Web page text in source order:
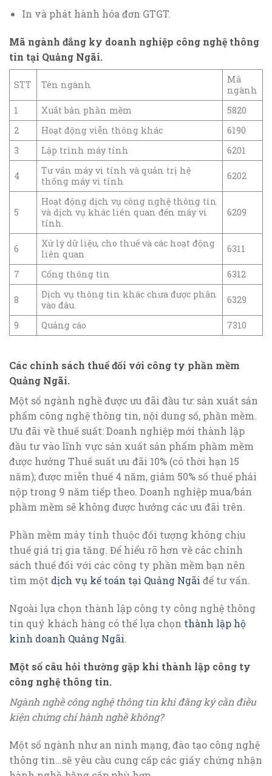
In và phát hành hóa đơn GTGT.
Mã ngành đắng ky doanh nghiệp công nghệ thông
tin tại Quảng Ngãi.
STT Tên ngành
Mã
ngành
1
Xuất bản phần mềm
5820
2
Hoạt động viễn thông khác
6190
3
Lập trình máy tính 6201
4
Tư vấn máy vi tính và quản trị hệ
thống máy vi tính
6202
5
Hoạt động dịch vụ công nghệ thông tin
và dịch vụ khác liên quan đến máy vi
tính.
6209
6
Xử lý dữ liệu, cho thuế và các hoạt động
liên quan
6311
7 Cổng thông tin 6312
8
Dịch vụ thông tin khác chưa được phân
vào đâu.
6329
9 Quảng cáo 7310
Các chính sách thuế đối với công ty phần mềm
Quảng Ngãi.
Một số ngành nghề được ưu đãi đầu tư: sản xuất sản
phẩm công nghệ thông tin, nội dung số, phần mềm.
Ưu đãi về thuế suất: Doanh nghiệp mới thành lập
đầu tư vào lĩnh vực sản xuất sản phẩm phầm mềm
được hưởng Thuế suất ưu đãi 10% (có thời hạn 15
năm); được miễn thuế 4 năm, giảm 50% số thuế phải
nộp trong 9 năm tiếp theo. Doanh nghiệp mua/bán
phầm mềm sẽ không được hưởng các ưu đãi trên.
Phần mềm máy tính thuộc đối tượng không chịu
thuế giá trị gia tăng. Để hiểu rõ hơn về các chính
sách thuế đối với các công ty phần mềm bạn nên
tìm một dịch vụ kế toán tại Quảng Ngãi để tư vấn.
Ngoài lựa chọn thành lập công ty công nghệ thông
tin quý khách hàng có thể lựa chọn thành lập hộ
kinh doanh Quảng Ngãi.
Một số câu hỏi thường gặp khi thành lập công ty
công nghệ thông tin.
Ngành nghề công nghệ thông tin khi đăng ký cần điều
kiện chứng chỉ hành nghề không?
Một số ngành như an ninh mạng, đào tạo công nghệ
thông tin…sẽ yêu cầu cung cấp các giấy chứng nhận